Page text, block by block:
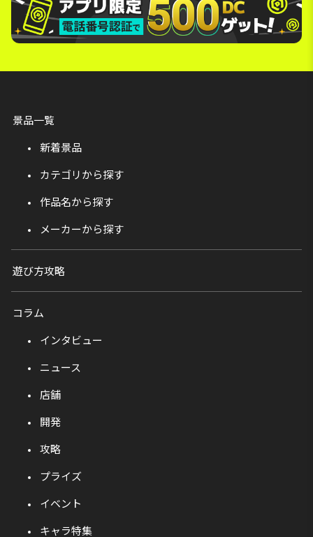
景品一覧
新着景品
カテゴリから探す
作品名から探す
メーカーから探す
遊び方攻略
コラム
インタビュー
ニュース
店舗
開発
攻略
プライズ
イベント
キャラ特集